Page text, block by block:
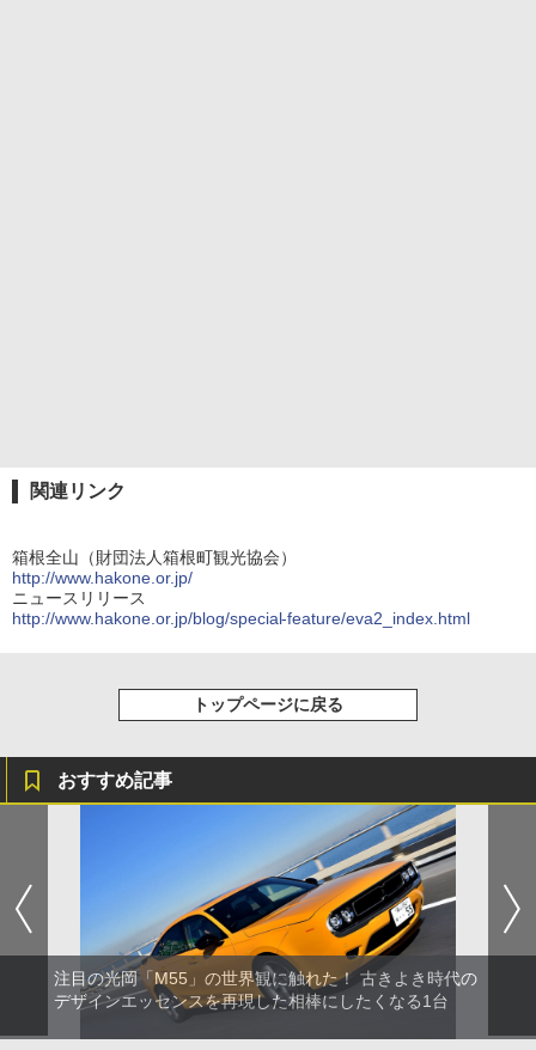
関連リンク
箱根全山（財団法人箱根町観光協会）
http://www.hakone.or.jp/
ニュースリリース
http://www.hakone.or.jp/blog/special-feature/eva2_index.html
トップページに戻る
おすすめ記事
注目の光岡「M55」の世界観に触れた！ 古きよき時代の
デザインエッセンスを再現した相棒にしたくなる1台